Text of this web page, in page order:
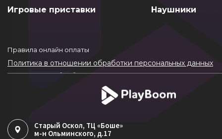
Игровые приставки
Наушники
Правила онлайн оплаты
Политика в отношении обработки персональных данных
Согласие на обработку ПДн
Политика обработки файлов cookie
Старый Оскол, ТЦ «Боше»
м-н Ольминского, д.17